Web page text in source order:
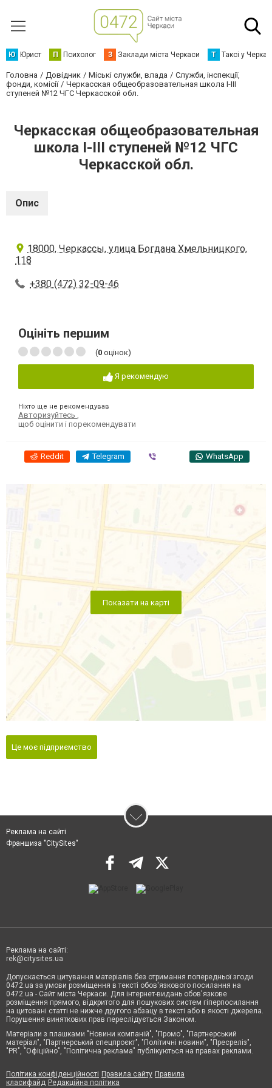
Ю Юрист П Психолог З Заклади міста Черкаси Т Таксі у
Головна Довідник Міські служби, влада
Служби, інспекції,
фонди, комісії
Черкасская общеобразовательная школа I-III
ступеней №12 ЧГС Черкасской обл.
Черкасская общеобразовательная
школа I-III ступеней №12 ЧГС
Черкасской обл.
Опис
18000, Черкассы, улица Богдана Хмельницкого,
118
+380 (472) 32-09-46
Оцініть першим
(0 оцінок)
Я рекомендую
Ніхто ще не рекомендував
Авторизуйтесь
щоб оцінити і порекомендувати
Reddit Telegram WhatsApp
Показати на карті
Це моє підприємство
Реклама на сайті
Франшиза "CitySites"
Реклама на сайті:
rek@citysites.ua
Допускається цитування матеріалів без отримання попередньої згоди
0472.ua за умови розміщення в тексті обов'язкового посилання на
0472.ua - Сайт міста Черкаси. Для інтернет-видань обов'язкове
розміщення прямого, відкритого для пошукових систем гіперпосилання
на цитовані статті не нижче другого абзацу в тексті або в якості джерела.
Порушення виняткових прав переслідується Законом.
Матеріали з плашками "Новини компаній", "Промо", "Партнерський
матеріал", "Партнерський спецпроєкт", "Політичні новини", "Пресреліз",
"PR", "Офіційно", "Політична реклама" публікуються на правах реклами.
Політика конфіденційності Правила сайту Правила
класифайд Редакційна політика